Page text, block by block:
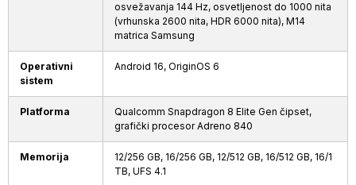
osvežavanja 144 Hz, osvetljenost do 1000 nita
(vrhunska 2600 nita, HDR 6000 nita), M14
matrica Samsung
Operativni
sistem
Android 16, OriginOS 6
Platforma
Qualcomm Snapdragon 8 Elite Gen čipset,
grafički procesor Adreno 840
Memorija
12/256 GB, 16/256 GB, 12/512 GB, 16/512 GB, 16/1
TB, UFS 4.1